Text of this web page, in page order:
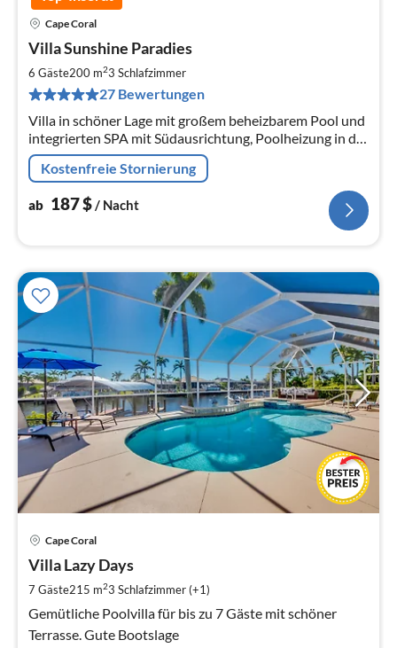
Cape Coral
Villa Sunshine Paradies
6 Gäste200 m23 Schlafzimmer
27 Bewertungen
Villa in schöner Lage mit großem beheizbarem Pool und
integrierten SPA mit Südausrichtung, Poolheizung in der
Wintersaison incl.!!!
Kostenfreie Stornierung
ab 187$/ Nacht
Cape Coral
Villa Lazy Days
7 Gäste215 m23 Schlafzimmer (+1)
Gemütliche Poolvilla für bis zu 7 Gäste mit schöner
Terrasse. Gute Bootslage